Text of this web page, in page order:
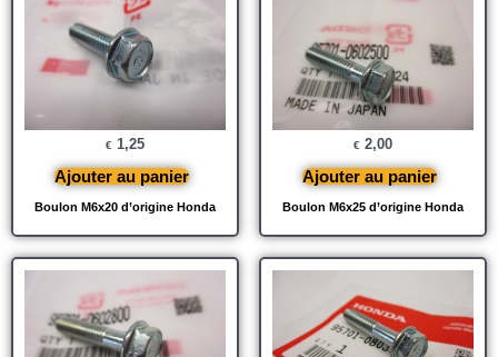
Boulon M6x20 d’origine Honda
€ 1,25
Ajouter au panier
Boulon M6x25 d’origine Honda
€ 2,00
Ajouter au panier